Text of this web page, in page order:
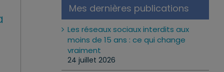
Mes dernières publications
Les réseaux sociaux interdits aux
moins de 15 ans : ce qui change
vraiment
24 juillet 2026